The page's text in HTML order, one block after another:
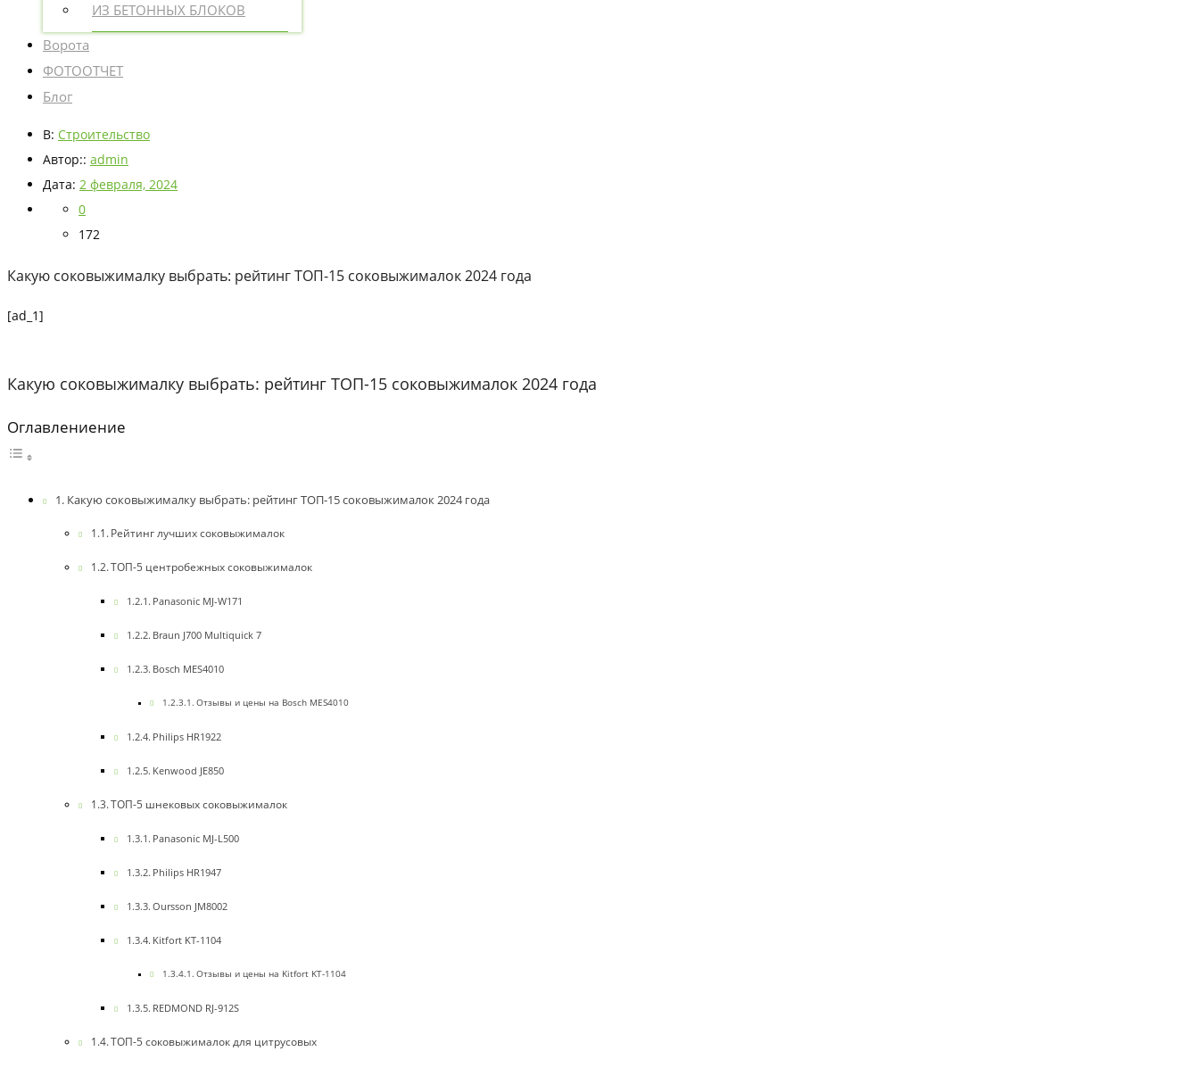
ИЗ БЕТОННЫХ БЛОКОВ
Ворота
ФОТООТЧЕТ
Блог
В: Строительство
Автор:: admin
Дата: 2 февраля, 2024
0
172
Какую соковыжималку выбрать: рейтинг ТОП-15 соковыжималок 2024 года
[ad_1]
Какую соковыжималку выбрать: рейтинг ТОП-15 соковыжималок 2024 года
Оглавлениение
Какую соковыжималку выбрать: рейтинг ТОП-15 соковыжималок 2024 года
Рейтинг лучших соковыжималок
ТОП-5 центробежных соковыжималок
Panasonic MJ-W171
Braun J700 Multiquick 7
Bosch MES4010
Отзывы и цены на Bosch MES4010
Philips HR1922
Kenwood JE850
ТОП-5 шнековых соковыжималок
Panasonic MJ-L500
Philips HR1947
Oursson JM8002
Kitfort KT-1104
Отзывы и цены на Kitfort KT-1104
REDMOND RJ-912S
ТОП-5 соковыжималок для цитрусовых